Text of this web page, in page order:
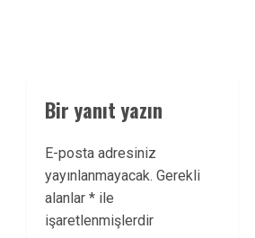
Bir yanıt yazın
E-posta adresiniz
yayınlanmayacak. Gerekli
alanlar * ile
işaretlenmişlerdir